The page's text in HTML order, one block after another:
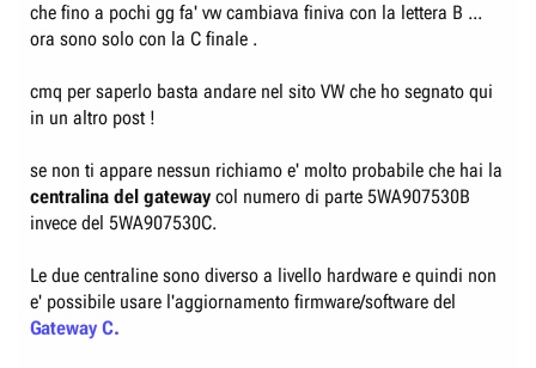
che fino a pochi gg fa' vw cambiava finiva con la lettera B ...
ora sono solo con la C finale .
cmq per saperlo basta andare nel sito VW che ho segnato qui
in un altro post !
se non ti appare nessun richiamo e' molto probabile che hai la
centralina del gateway col numero di parte 5WA907530B
invece del 5WA907530C.
Le due centraline sono diverso a livello hardware e quindi non
e' possibile usare l'aggiornamento firmware/software del
Gateway C.